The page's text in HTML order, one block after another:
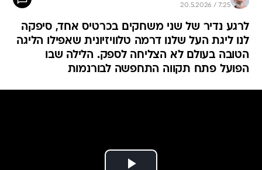
20.5.2026 / 7:25
לרגע נדיר של שני משחקים בכרטיס אחד, סיפקה
לנו ליגת העל שלנו דרמה טלוויזיונית שאפילו הליגה
הטובה בעולם לא הצליחה לספק. הלילה שבו
הפועל פתח תקווה התחפשה לבורנמות